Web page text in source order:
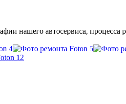
нашего автосервиса, процесса